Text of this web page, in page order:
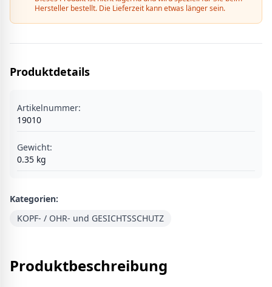
Hersteller bestellt. Die Lieferzeit kann etwas länger sein.
Produktdetails
Artikelnummer:
19010
Gewicht:
0.35 kg
Kategorien:
KOPF- / OHR- und GESICHTSSCHUTZ
Produktbeschreibung